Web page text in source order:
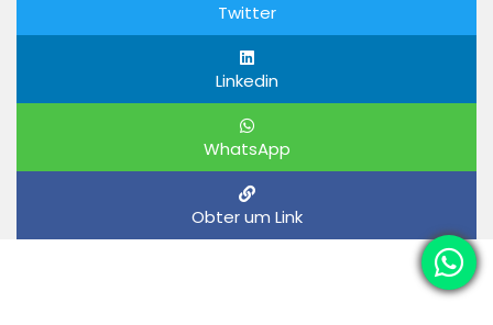
Twitter
Linkedin
WhatsApp
Obter um Link